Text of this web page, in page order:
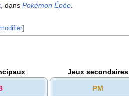
, dans Pokémon Épée
modifier]
Jeux secondaires
PM